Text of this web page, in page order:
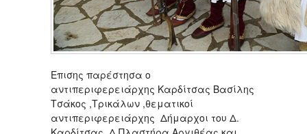
Επισης παρέστησα ο
αντιπεριφερειάρχης Καρδίτσας Βασίλης
Τσάκος ,Τρικάλων ,θεματικοί
αντιπεριφερειάρχης Δήμαρχοι του Δ.